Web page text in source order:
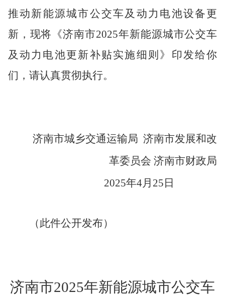
推动新能源城市公交车及动力电池设备更
新， 现将 《济南市2025年新能源城市公交车
及动力电池更新补贴实施细则》印发给你
们，请认真贯彻执行。
济南市城乡交通运输局济南市发展和改
革委员会 济南市财政局
2025年4月 25 日
（此件公开发布）
济南市2025年新能源城市公交车